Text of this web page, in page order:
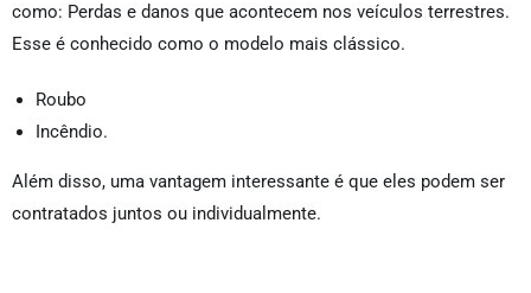
como: Perdas e danos que acontecem nos veículos terrestres.
Esse é conhecido como o modelo mais clássico.
Roubo
Incêndio.
Além disso, uma vantagem interessante é que eles podem ser
contratados juntos ou individualmente.